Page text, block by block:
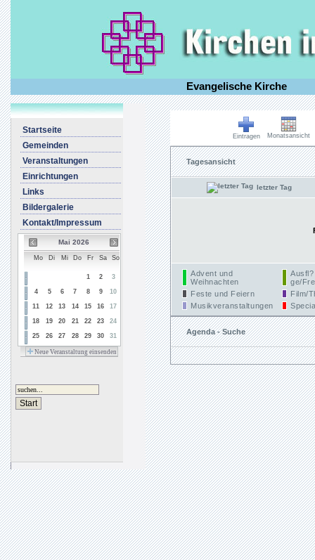
Evangelische Kirche
Startseite
Gemeinden
Veranstaltungen
Einrichtungen
Links
Bildergalerie
Kontakt/Impressum
Mai 2026
Mo Di Mi Do Fr Sa So
1 2 3
4 5 6 7 8 9 10
11 12 13 14 15 16 17
18 19 20 21 22 23 24
25 26 27 28 29 30 31
Neue Veranstaltung einsenden
Eintragen Monatsansicht
Tagesansicht
letzter Tag
Advent und
Weihnachten
Ausfl?
ge/
Feste und Feiern
Film/
Musikveranstaltungen
Agenda - Suche